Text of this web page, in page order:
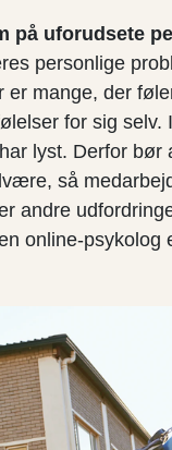
på uforudsete
personlige
mange, der
for sig
lyst. Derfor
så
andre
online-